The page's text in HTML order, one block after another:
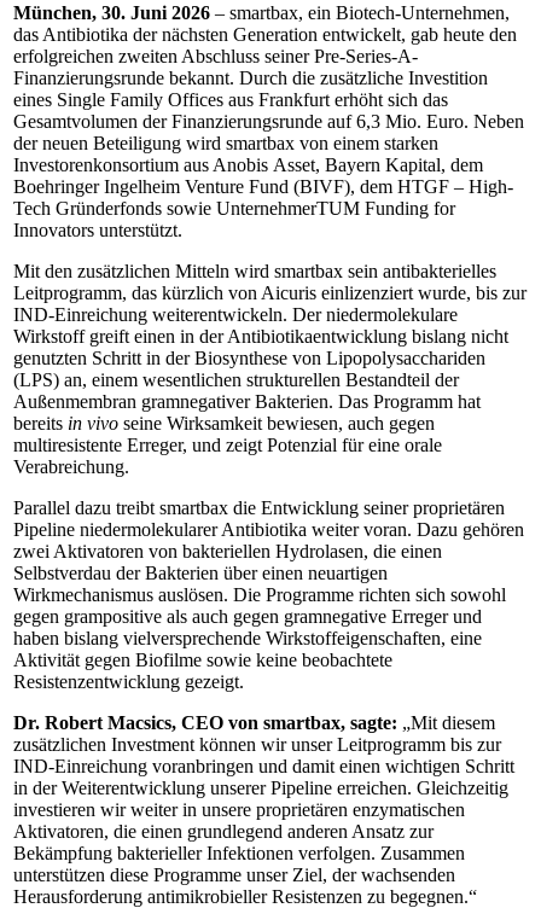
München, 30. Juni 2026 – smartbax, ein Biotech-Unternehmen,
das Antibiotika der nächsten Generation entwickelt, gab heute den
erfolgreichen zweiten Abschluss seiner Pre-Series-A-
Finanzierungsrunde bekannt. Durch die zusätzliche Investition
eines Single Family Offices aus Frankfurt erhöht sich das
Gesamtvolumen der Finanzierungsrunde auf 6,3 Mio. Euro. Neben
der neuen Beteiligung wird smartbax von einem starken
Investorenkonsortium aus Anobis Asset, Bayern Kapital, dem
Boehringer Ingelheim Venture Fund (BIVF), dem HTGF – High-
Tech Gründerfonds sowie UnternehmerTUM Funding for
Innovators unterstützt.
Mit den zusätzlichen Mitteln wird smartbax sein antibakterielles
Leitprogramm, das kürzlich von Aicuris einlizenziert wurde, bis zur
IND-Einreichung weiterentwickeln. Der niedermolekulare
Wirkstoff greift einen in der Antibiotikaentwicklung bislang nicht
genutzten Schritt in der Biosynthese von Lipopolysacchariden
(LPS) an, einem wesentlichen strukturellen Bestandteil der
Außenmembran gramnegativer Bakterien. Das Programm hat
bereits in vivo seine Wirksamkeit bewiesen, auch gegen
multiresistente Erreger, und zeigt Potenzial für eine orale
Verabreichung.
Parallel dazu treibt smartbax die Entwicklung seiner proprietären
Pipeline niedermolekularer Antibiotika weiter voran. Dazu gehören
zwei Aktivatoren von bakteriellen Hydrolasen, die einen
Selbstverdau der Bakterien über einen neuartigen
Wirkmechanismus auslösen. Die Programme richten sich sowohl
gegen grampositive als auch gegen gramnegative Erreger und
haben bislang vielversprechende Wirkstoffeigenschaften, eine
Aktivität gegen Biofilme sowie keine beobachtete
Resistenzentwicklung gezeigt.
Dr. Robert Macsics, CEO von smartbax, sagte: „Mit diesem
zusätzlichen Investment können wir unser Leitprogramm bis zur
IND-Einreichung voranbringen und damit einen wichtigen Schritt
in der Weiterentwicklung unserer Pipeline erreichen. Gleichzeitig
investieren wir weiter in unsere proprietären enzymatischen
Aktivatoren, die einen grundlegend anderen Ansatz zur
Bekämpfung bakterieller Infektionen verfolgen. Zusammen
unterstützen diese Programme unser Ziel, der wachsenden
Herausforderung antimikrobieller Resistenzen zu begegnen.“